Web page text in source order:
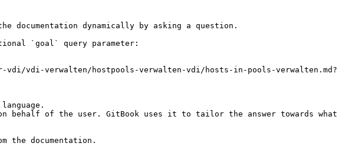
dynamically by asking a question.
`goal` query parameter:
vdi-verwalten/hostpools-verwalten-vdi/hosts-in-pools-verwalten.md?
behalf of the user. GitBook uses it to tailor the answer towards what
the documentation.